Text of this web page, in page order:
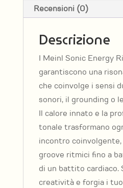
Recensioni (0)
Descrizione
I Meinl Sonic Energy
garantiscono una
che coinvolge i sensi
sonori, il grounding o
Il calore innato e la
tonale trasformano
incontro coinvolgente,
groove ritmici fino a
di un battito cardiaco.
creatività e forgia i